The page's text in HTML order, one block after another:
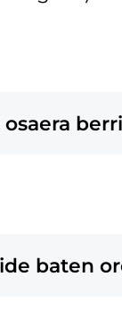
baten